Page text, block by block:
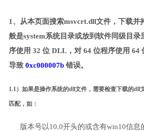
1、从本页面搜索msvcrt.dll文件，下载并
般是system系统目录或放到软件同级目录
序使用 32 位 DLL，对 64 位程序使用 64
导致 0xc000007b错误。
1.1）如果是操作系统的dll文件，需要检查下载的dll
匹配，如：
版本号以10.0开头的或含有win10信息